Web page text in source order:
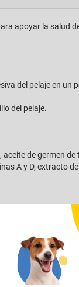
apoyar la salud
del pelaje en un
del pelaje.
de germen
A y D, extracto